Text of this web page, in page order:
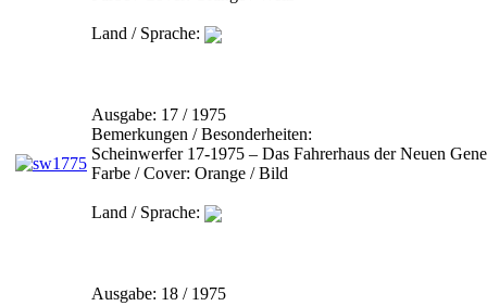
Land / Sprache:
Ausgabe: 17 / 1975
Bemerkungen / Besonderheiten:
Scheinwerfer 17-1975 – Das Fahrerhaus der Neuen
Farbe / Cover: Orange / Bild
Land / Sprache:
Ausgabe: 18 / 1975